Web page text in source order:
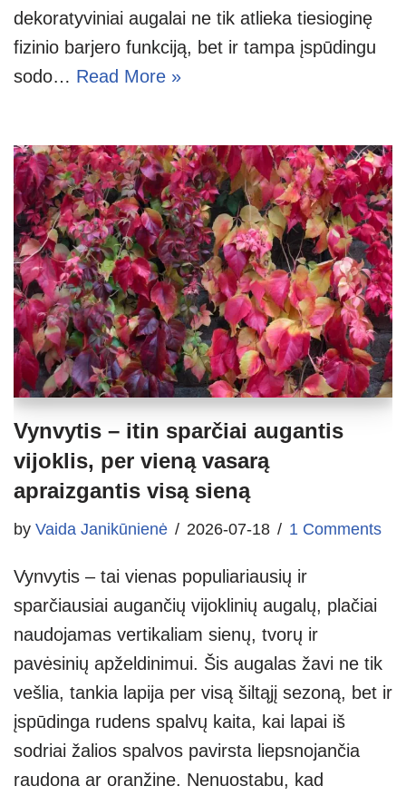
dekoratyviniai augalai ne tik atlieka tiesioginę
fizinio barjero funkciją, bet ir tampa įspūdingu
sodo… Read More »
Vynvytis – itin sparčiai augantis
vijoklis, per vieną vasarą
apraizgantis visą sieną
by Vaida Janikūnienė 2026-07-18 1 Comments
Vynvytis – tai vienas populiariausių ir
sparčiausiai augančių vijoklinių augalų, plačiai
naudojamas vertikaliam sienų, tvorų ir
pavėsinių apželdinimui. Šis augalas žavi ne tik
vešlia, tankia lapija per visą šiltąjį sezoną, bet ir
įspūdinga rudens spalvų kaita, kai lapai iš
sodriai žalios spalvos pavirsta liepsnojančia
raudona ar oranžine. Nenuostabu, kad